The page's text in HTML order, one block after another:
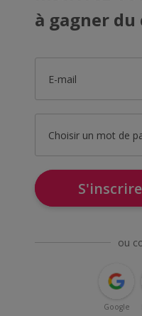
à gagner du
E-mail
Choisir un mot de
ou
Google